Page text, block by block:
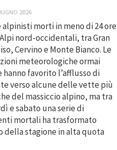
2026
morti in meno di 24 ore
nord-occidentali, tra Gran
Cervino e Monte Bianco. Le
meteorologiche ormai
hanno favorito l’afflusso di
verso alcune delle vette più
del massiccio alpino, ma tra
e sabato una serie di
mortali ha trasformato
della stagione in alta quota